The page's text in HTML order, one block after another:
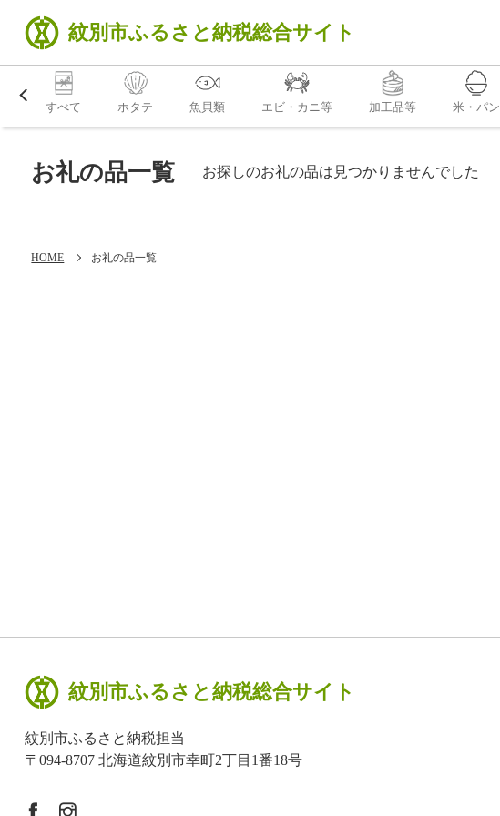
紋別市ふるさと納税総合サイト
すべて ホタテ 魚貝類 エビ・カニ等 加工品等 米・パン
お礼の品一覧 お探しのお礼の品は見つかりませんでした
HOME お礼の品一覧
紋別市ふるさと納税総合サイト
紋別市ふるさと納税担当
〒094-8707 北海道紋別市幸町2丁目1番18号